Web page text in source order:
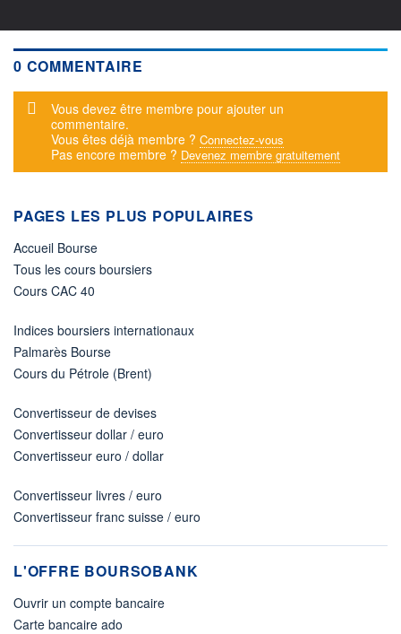
0 COMMENTAIRE
Message d'alerte
Vous devez être membre pour ajouter un
commentaire.
Vous êtes déjà membre ? Connectez-vous
Pas encore membre ? Devenez membre gratuitement
PAGES LES PLUS POPULAIRES
Accueil Bourse
Tous les cours boursiers
Cours CAC 40
Indices boursiers internationaux
Palmarès Bourse
Cours du Pétrole (Brent)
Convertisseur de devises
Convertisseur dollar / euro
Convertisseur euro / dollar
Convertisseur livres / euro
Convertisseur franc suisse / euro
L'OFFRE BOURSOBANK
Ouvrir un compte bancaire
Carte bancaire ado